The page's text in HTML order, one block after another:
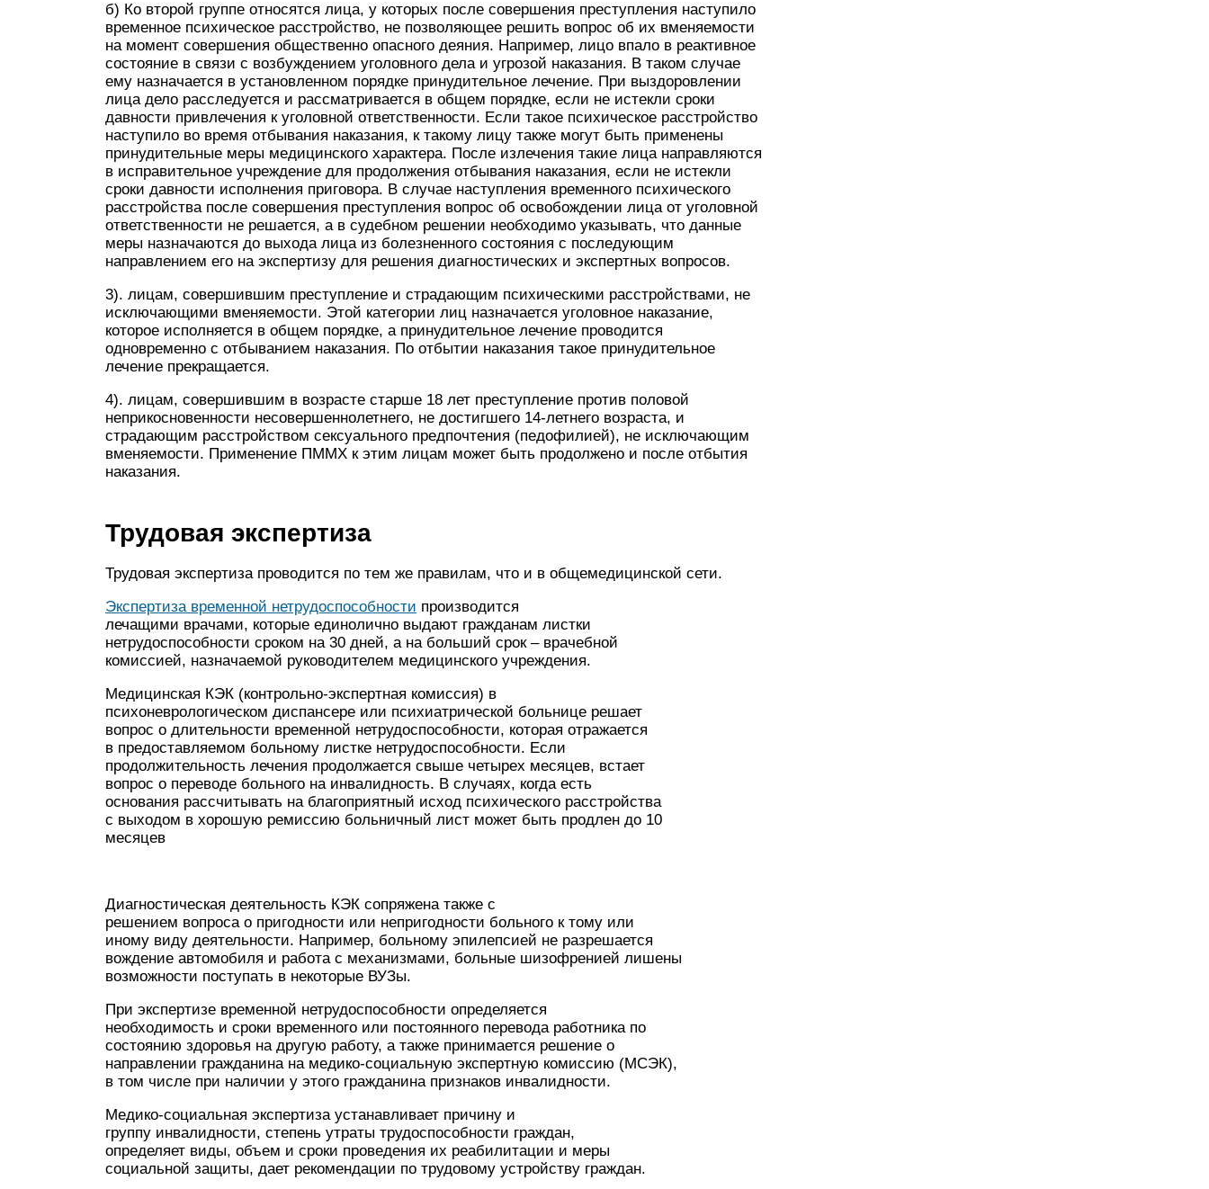
б) Ко второй группе относятся лица, у которых после совершения преступления наступило
временное психическое расстройство, не позволяющее решить вопрос об их вменяемости
на момент совершения общественно опасного деяния. Например, лицо впало в реактивное
состояние в связи с возбуждением уголовного дела и угрозой наказания. В таком случае
ему назначается в установленном порядке принудительное лечение. При выздоровлении
лица дело расследуется и рассматривается в общем порядке, если не истекли сроки
давности привлечения к уголовной ответственности. Если такое психическое расстройство
наступило во время отбывания наказания, к такому лицу также могут быть применены
принудительные меры медицинского характера. После излечения такие лица направляются
в исправительное учреждение для продолжения отбывания наказания, если не истекли
сроки давности исполнения приговора. В случае наступления временного психического
расстройства после совершения преступления вопрос об освобождении лица от уголовной
ответственности не решается, а в судебном решении необходимо указывать, что данные
меры назначаются до выхода лица из болезненного состояния с последующим
направлением его на экспертизу для решения диагностических и экспертных вопросов.
3). лицам, совершившим преступление и страдающим психическими расстройствами, не
исключающими вменяемости. Этой категории лиц назначается уголовное наказание,
которое исполняется в общем порядке, а принудительное лечение проводится
одновременно с отбыванием наказания. По отбытии наказания такое принудительное
лечение прекращается.
4). лицам, совершившим в возрасте старше 18 лет преступление против половой
неприкосновенности несовершеннолетнего, не достигшего 14-летнего возраста, и
страдающим расстройством сексуального предпочтения (педофилией), не исключающим
вменяемости. Применение ПММХ к этим лицам может быть продолжено и после отбытия
наказания.
Трудовая экспертиза
Трудовая экспертиза проводится по тем же правилам, что и в общемедицинской сети.
Экспертиза временной нетрудоспособности производится
лечащими врачами, которые единолично выдают гражданам листки
нетрудоспособности сроком на 30 дней, а на больший срок – врачебной
комиссией, назначаемой руководителем медицинского учреждения.
Медицинская КЭК (контрольно-экспертная комиссия) в
психоневрологическом диспансере или психиатрической больнице решает
вопрос о длительности временной нетрудоспособности, которая отражается
в предоставляемом больному листке нетрудоспособности. Если
продолжительность лечения продолжается свыше четырех месяцев, встает
вопрос о переводе больного на инвалидность. В случаях, когда есть
основания рассчитывать на благоприятный исход психического расстройства
с выходом в хорошую ремиссию больничный лист может быть продлен до 10
месяцев
Диагностическая деятельность КЭК сопряжена также с
решением вопроса о пригодности или непригодности больного к тому или
иному виду деятельности. Например, больному эпилепсией не разрешается
вождение автомобиля и работа с механизмами, больные шизофренией лишены
возможности поступать в некоторые ВУЗы.
При экспертизе временной нетрудоспособности определяется
необходимость и сроки временного или постоянного перевода работника по
состоянию здоровья на другую работу, а также принимается решение о
направлении гражданина на медико-социальную экспертную комиссию (МСЭК),
в том числе при наличии у этого гражданина признаков инвалидности.
Медико-социальная экспертиза устанавливает причину и
группу инвалидности, степень утраты трудоспособности граждан,
определяет виды, объем и сроки проведения их реабилитации и меры
социальной защиты, дает рекомендации по трудовому устройству граждан.